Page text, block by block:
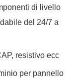
di livello
del 24/7 a
resistivo ecc
per pannello